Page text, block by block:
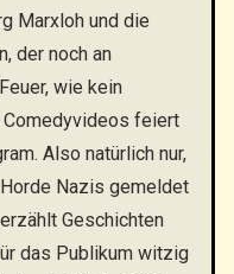
Marxloh und die
der noch an
wie kein
Comedyvideos feiert
Also natürlich nur,
Nazis gemeldet
Geschichten
das Publikum witzig